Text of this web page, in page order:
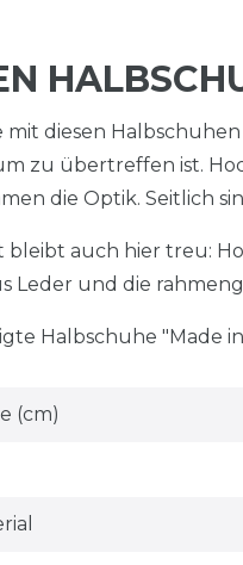
mit diesen
zu übertreffen ist.
die Optik. Seitlich
bleibt auch hier treu:
Leder und die
Halbschuhe "Made
(cm)